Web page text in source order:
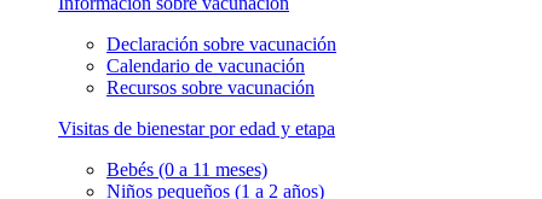
Declaración sobre vacunación
Calendario de vacunación
Recursos sobre vacunación
Visitas de bienestar por edad y etapa
Bebés (0 a 11 meses)
Niños pequeños (1 a 2 años)